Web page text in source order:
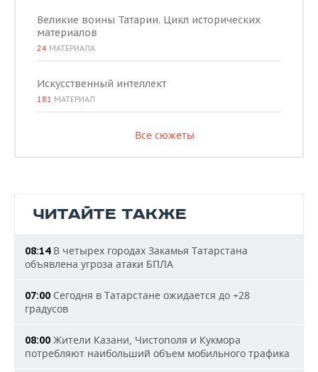
Великие воины Татарии. Цикл исторических
материалов
24 МАТЕРИАЛА
Искусственный интеллект
181 МАТЕРИАЛ
Все сюжеты
ЧИТАЙТЕ ТАКЖЕ
08:14В четырех городах Закамья Татарстана
объявлена угроза атаки БПЛА
07:00 Сегодня в Татарстане ожидается до +28
градусов
08:00 Жители Казани, Чистополя и Кукмора
потребляют наибольший объем мобильного трафика